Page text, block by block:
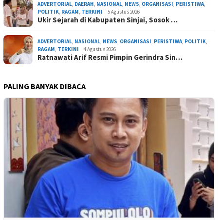
ADVERTORIAL, DAERAH, NASIONAL, NEWS, ORGANISASI, PERISTIWA,
POLITIK, RAGAM, TERKINI 5 Agustus 2026
Ukir Sejarah di Kabupaten Sinjai, Sosok …
ADVERTORIAL, NASIONAL, NEWS, ORGANISASI, PERISTIWA, POLITIK,
RAGAM, TERKINI 4 Agustus 2026
Ratnawati Arif Resmi Pimpin Gerindra Sin…
PALING BANYAK DIBACA